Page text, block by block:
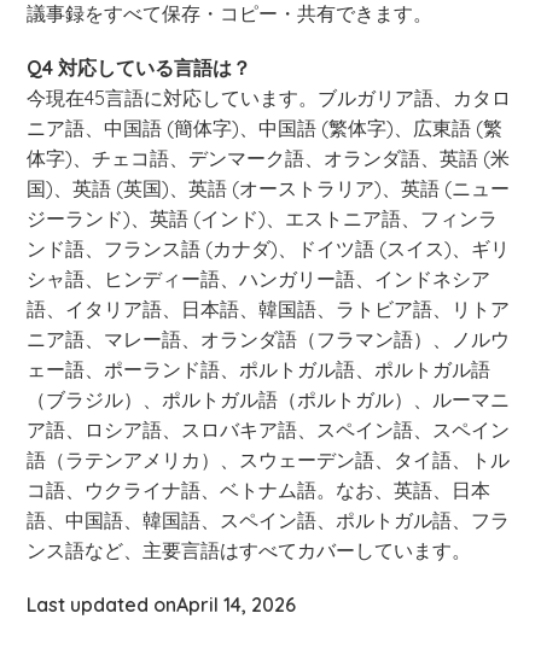
議事録をすべて保存・コピー・共有できます。
Q4 対応している言語は？
今現在45言語に対応しています。ブルガリア語、カタロ
ニア語、中国語 (簡体字)、中国語 (繁体字)、広東語 (繁
体字)、チェコ語、デンマーク語、オランダ語、英語 (米
国)、英語 (英国)、英語 (オーストラリア)、英語 (ニュー
ジーランド)、英語 (インド)、エストニア語、フィンラ
ンド語、フランス語 (カナダ)、ドイツ語 (スイス)、ギリ
シャ語、ヒンディー語、ハンガリー語、インドネシア
語、イタリア語、日本語、韓国語、ラトビア語、リトア
ニア語、マレー語、オランダ語（フラマン語）、ノルウ
ェー語、ポーランド語、ポルトガル語、ポルトガル語
（ブラジル）、ポルトガル語（ポルトガル）、ルーマニ
ア語、ロシア語、スロバキア語、スペイン語、スペイン
語（ラテンアメリカ）、スウェーデン語、タイ語、トル
コ語、ウクライナ語、ベトナム語。なお、英語、日本
語、中国語、韓国語、スペイン語、ポルトガル語、フラ
ンス語など、主要言語はすべてカバーしています。
Last updated onApril 14, 2026